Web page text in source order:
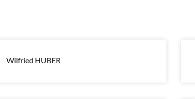
Wilfried HUBER